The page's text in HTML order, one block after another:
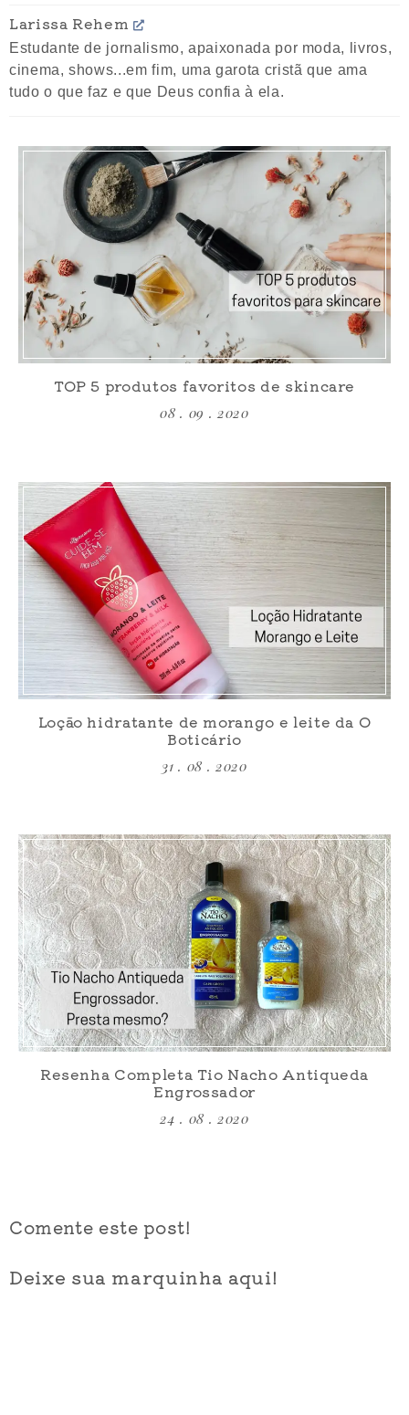
Larissa Rehem
Estudante de jornalismo, apaixonada por moda, livros,
cinema, shows...em fim, uma garota cristã que ama
tudo o que faz e que Deus confia à ela.
TOP 5 produtos favoritos de skincare
08 . 09 . 2020
Loção hidratante de morango e leite da O
Boticário
31 . 08 . 2020
Resenha Completa Tio Nacho Antiqueda
Engrossador
24 . 08 . 2020
Comente este post!
Deixe sua marquinha aqui!